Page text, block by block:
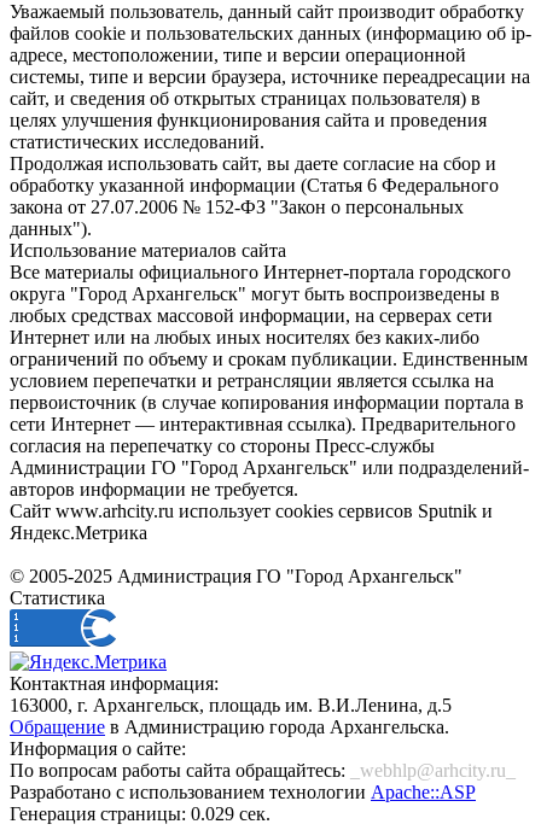
Уважаемый пользователь, данный сайт производит обработку
файлов cookie и пользовательских данных (информацию об ip-
адресе, местоположении, типе и версии операционной
системы, типе и версии браузера, источнике переадресации на
сайт, и сведения об открытых страницах пользователя) в
целях улучшения функционирования сайта и проведения
статистических исследований.
Продолжая использовать сайт, вы даете согласие на сбор и
обработку указанной информации (Статья 6 Федерального
закона от 27.07.2006 № 152-ФЗ "Закон о персональных
данных").
Использование материалов сайта
Все материалы официального Интернет-портала городского
округа "Город Архангельск" могут быть воспроизведены в
любых средствах массовой информации, на серверах сети
Интернет или на любых иных носителях без каких-либо
ограничений по объему и срокам публикации. Единственным
условием перепечатки и ретрансляции является ссылка на
первоисточник (в случае копирования информации портала в
сети Интернет — интерактивная ссылка). Предварительного
согласия на перепечатку со стороны Пресс-службы
Администрации ГО "Город Архангельск" или подразделений-
авторов информации не требуется.
Сайт www.arhcity.ru использует cookies сервисов Sputnik и
Яндекс.Метрика
© 2005-2025 Администрация ГО "Город Архангельск"
Статистика
Контактная информация:
163000, г. Архангельск, площадь им. В.И.Ленина, д.5
Обращение в Администрацию города Архангельска.
Информация о сайте:
По вопросам работы сайта обращайтесь:
_webhlp@arhcity.ru_
Разработано с использованием технологии Apache::ASP
Генерация страницы: 0.029 сек.